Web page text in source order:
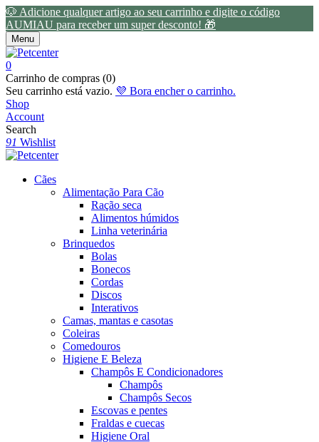
🐶 Adicione qualquer artigo ao seu carrinho e digite o código
AUMIAU para receber um super desconto! 🎁
Menu
0
Carrinho de compras (0)
Seu carrinho está vazio. 💜 Bora encher o carrinho.
Shop
Account
Search
91 Wishlist
Cães
Alimentação Para Cão
Ração seca
Alimentos húmidos
Linha veterinária
Brinquedos
Bolas
Bonecos
Cordas
Discos
Interativos
Camas, mantas e casotas
Coleiras
Comedouros
Higiene E Beleza
Champôs E Condicionadores
Champôs
Champôs Secos
Escovas e pentes
Fraldas e cuecas
Higiene Oral